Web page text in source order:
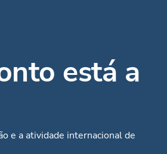
está a
e a atividade internacional de